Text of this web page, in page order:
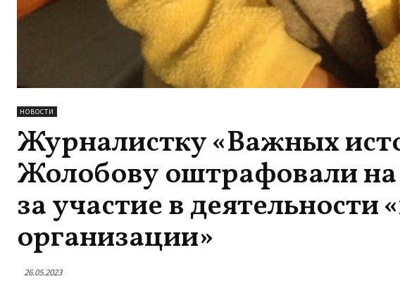
НОВОСТИ
Журналистку «Важных
Жолобову оштрафовали на
за участие в деятельности
организации»
26.05.2023